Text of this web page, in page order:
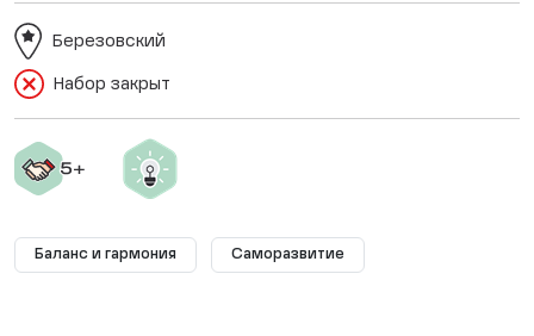
Набор закрыт
Березовский
Баланс и гармония Саморазвитие